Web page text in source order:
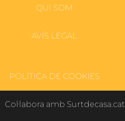
QUI SOM
AVÍS LEGAL
POLÍTICA DE COOKIES
Col·labora amb Surtdecasa.cat